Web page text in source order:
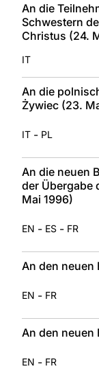
An die
Schwestern
Christus (24.
IT
An die
Żywiec (23.
IT - PL
An die neuen
der Übergabe
Mai 1996)
EN - ES - FR
An den neuen
EN - FR
An den neuen
EN - FR